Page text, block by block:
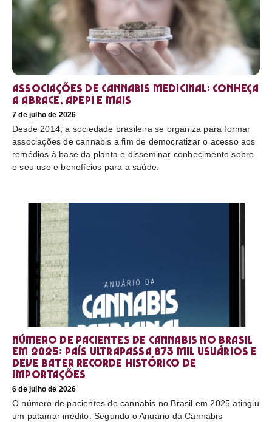
Associações de cannabis medicinal: conheça
a Abrace, Apepi e mais
7 de julho de 2026
Desde 2014, a sociedade brasileira se organiza para formar
associações de cannabis a fim de democratizar o acesso aos
remédios à base da planta e disseminar conhecimento sobre
o seu uso e benefícios para a saúde.
Número de pacientes de cannabis no Brasil
em 2025: país ultrapassa 873 mil usuários e
deve bater recorde histórico de
importações
6 de julho de 2026
O número de pacientes de cannabis no Brasil em 2025 atingiu
um patamar inédito. Segundo o Anuário da Cannabis